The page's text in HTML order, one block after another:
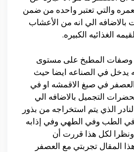
والتي تعتبر واحده من ضمن
بالاضافه الي انه من الأعشاب
الغذائيه الكبيره.
وصفات المطبخ على مستوى
يدخل في الصناعه ايضا حيث
في صبغ الاقمشه او في
التجميل بالاضافه الي
الذي يتم استخراجه من بذور
في الطب وفي الطهي وفي إذابه
ونظرا لكل هذا قررت أن
المقال تجربتي مع العصفر